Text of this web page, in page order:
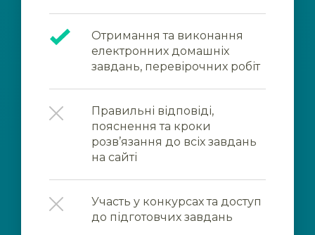
Отримання та виконання
електронних домашніх
завдань, перевірочних робіт
Правильні відповіді,
пояснення та кроки
розв’язання до всіх завдань
на сайті
Участь у конкурсах та доступ
до підготовчих завдань